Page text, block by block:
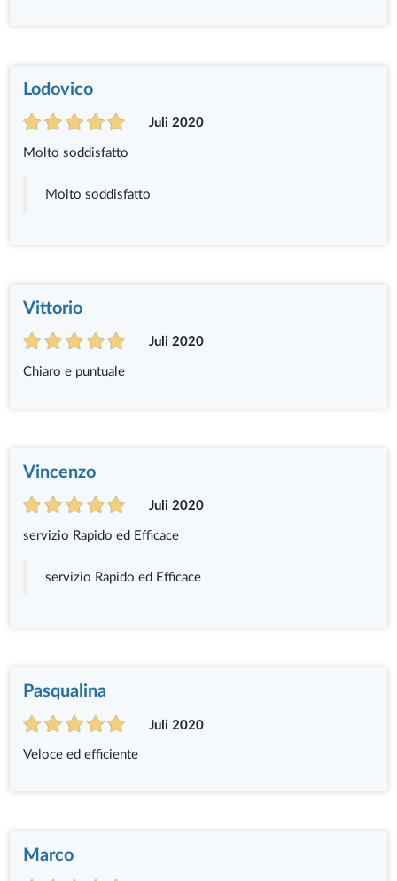
Lodovico
Juli 2020
Molto soddisfatto
Molto soddisfatto
Vittorio
Juli 2020
Chiaro e puntuale
Vincenzo
Juli 2020
servizio Rapido ed Efficace
servizio Rapido ed Efficace
Pasqualina
Juli 2020
Veloce ed efficiente
Marco